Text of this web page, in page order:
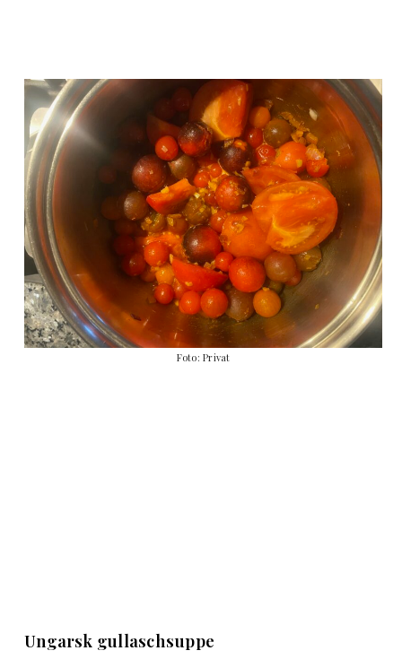
Foto: Privat
Ungarsk gullaschsuppe